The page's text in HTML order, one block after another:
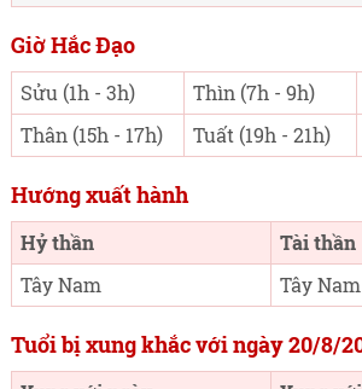
Giờ Hắc Đạo
Sửu (1h - 3h) Thìn (7h - 9h)
Thân (15h - 17h)
Tuất (19h - 21h)
Hướng xuất hành
Hỷ thần
Tài thần
Tây Nam
Tây Nam
Tuổi bị xung khắc với ngày 20/8/